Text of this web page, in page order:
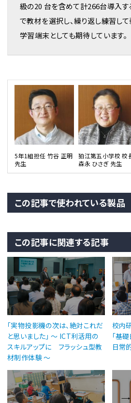
級の20 台を含めて計266台導入す
で教材を選択し、繰り返し練習し
学習端末としても期待しています。
5年1組担任 竹谷 正明
先生
狛江第五小学校 校
森永 ひさぎ 先生
この記事で使われている製品
この記事に関連する記事
「実物投影機の次は、絶対これだ
と思いました」 〜 ICT利活用の
スキルアップに フラッシュ型教
材制作体験 〜
校内
「基
日常